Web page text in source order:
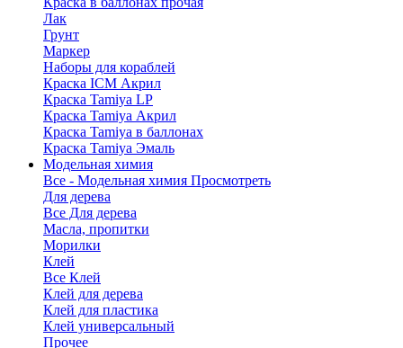
Лак
Грунт
Маркер
Наборы для кораблей
Краска ICM Акрил
Краска Tamiya LP
Краска Tamiya Акрил
Краска Tamiya в баллонах
Краска Tamiya Эмаль
Модельная химия
Все - Модельная химия Просмотреть
Для дерева
Все Для дерева
Масла, пропитки
Морилки
Клей
Все Клей
Клей для дерева
Клей для пластика
Клей универсальный
Прочее